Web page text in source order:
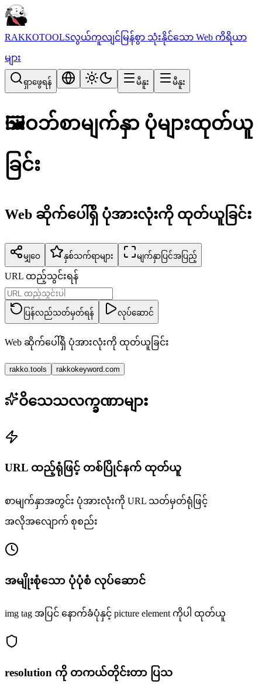
RAKKOTOOLSလွယ်ကူလျင်မြန်စွာ သုံးနိုင်သော Web ကိရိယာ
များ
ရှာဖွေရန် မီနူး မီနူး
🖼️ဝဘ်စာမျက်နှာ ပုံများထုတ်ယူ
ခြင်း
Web ဆိုက်ပေါ်ရှိ ပုံအားလုံးကို ထုတ်ယူခြင်း
မျှဝေ နှစ်သက်ရာများ မျက်နှာပြင်အပြည့်
URL ထည့်သွင်းရန်
ပြန်လည်သတ်မှတ်ရန် လုပ်ဆောင်
Web ဆိုက်ပေါ်ရှိ ပုံအားလုံးကို ထုတ်ယူခြင်း
rakko.tools rakkokeyword.com
ဝိသေသလက္ခဏာများ
URL ထည့်ရုံဖြင့် တစ်ပြိုင်နက် ထုတ်ယူ
စာမျက်နှာအတွင်း ပုံအားလုံးကို URL သတ်မှတ်ရုံဖြင့်
အလိုအလျောက် စုစည်း
အမျိုးစုံသော ပုံပုံစံ လုပ်ဆောင်
img tag အပြင် နောက်ခံပုံနှင့် picture element ကိုပါ ထုတ်ယူ
resolution ကို တကယ်တိုင်းတာ ပြသ